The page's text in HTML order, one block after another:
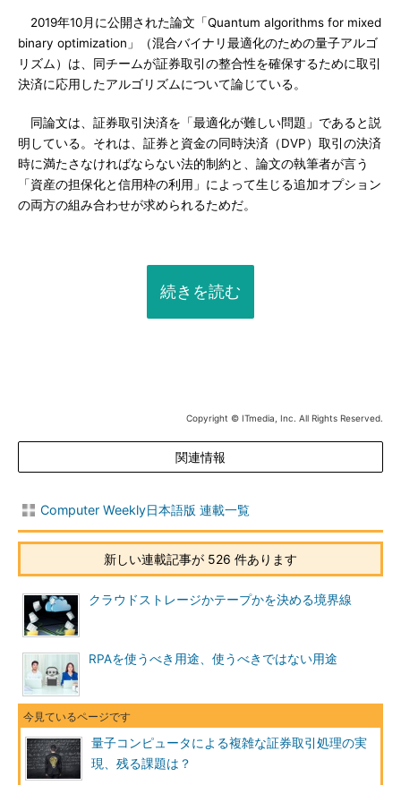
2019年10月に公開された論文「Quantum algorithms for mixed
binary optimization」（混合バイナリ最適化のための量子アルゴ
リズム）は、同チームが証券取引の整合性を確保するために取引
決済に応用したアルゴリズムについて論じている。
同論文は、証券取引決済を「最適化が難しい問題」であると説
明している。それは、証券と資金の同時決済（DVP）取引の決済
時に満たさなければならない法的制約と、論文の執筆者が言う
「資産の担保化と信用枠の利用」によって生じる追加オプション
の両方の組み合わせが求められるためだ。
続きを読む
Copyright © ITmedia, Inc. All Rights Reserved.
関連情報
Computer Weekly日本語版 連載一覧
新しい連載記事が 526 件あります
クラウドストレージかテープかを決める境界線
RPAを使うべき用途、使うべきではない用途
量子コンピュータによる複雑な証券取引処理の実
現、残る課題は？